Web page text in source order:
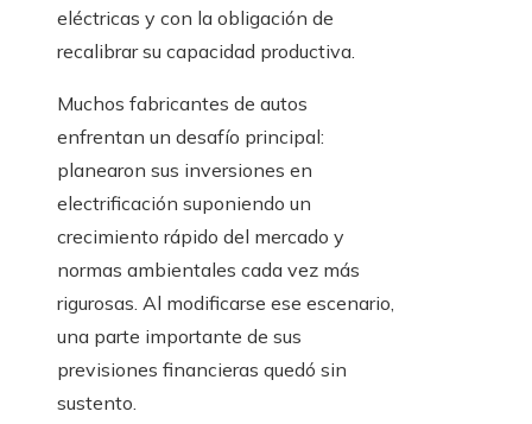
eléctricas y con la obligación de
recalibrar su capacidad productiva.
Muchos fabricantes de autos
enfrentan un desafío principal:
planearon sus inversiones en
electrificación suponiendo un
crecimiento rápido del mercado y
normas ambientales cada vez más
rigurosas. Al modificarse ese escenario,
una parte importante de sus
previsiones financieras quedó sin
sustento.